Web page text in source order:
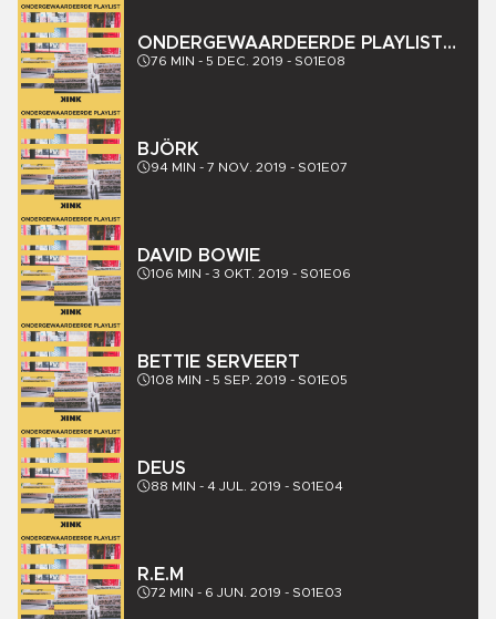
ONDERGEWAARDEERDE PLAYLIST
DOORS
76 MIN - 5 DEC. 2019 - S01E08
BJÖRK
94 MIN - 7 NOV. 2019 - S01E07
DAVID BOWIE
106 MIN - 3 OKT. 2019 - S01E06
BETTIE SERVEERT
108 MIN - 5 SEP. 2019 - S01E05
DEUS
88 MIN - 4 JUL. 2019 - S01E04
R.E.M
72 MIN - 6 JUN. 2019 - S01E03